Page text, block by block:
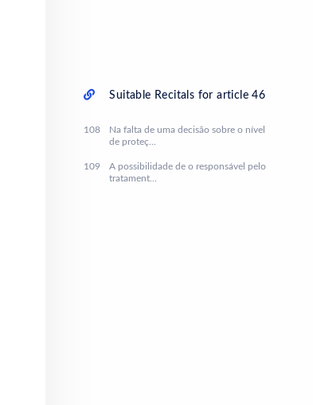
Suitable Recitals for article 46
108
Na falta de uma decisão sobre o nível
de proteç...
109
A possibilidade de o responsável pelo
tratament...